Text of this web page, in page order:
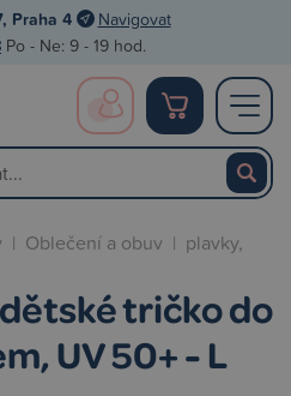
Praha 4 Navigovat
Po - Ne: 9 - 19 hod.
| Oblečení a obuv | plavky,
tričko do
UV 50+ - L